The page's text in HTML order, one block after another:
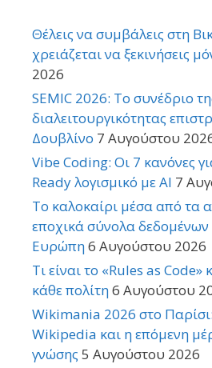
Θέλεις να συμβάλεις στη
χρειάζεται να ξεκινήσεις
2026
SEMIC 2026: Το συνέδριο
διαλειτουργικότητας
Δουβλίνο 7 Αυγούστου
Vibe Coding: Οι 7 κανόνες
Ready λογισμικό με AI 7
Το καλοκαίρι μέσα από τα
εποχικά σύνολα
Ευρώπη6 Αυγούστου 2026
Τι είναι το «Rules as Code»
κάθε πολίτη6 Αυγούστου
Wikimania 2026 στο
Wikipedia και η επόμενη
γνώσης 5 Αυγούστου 2026